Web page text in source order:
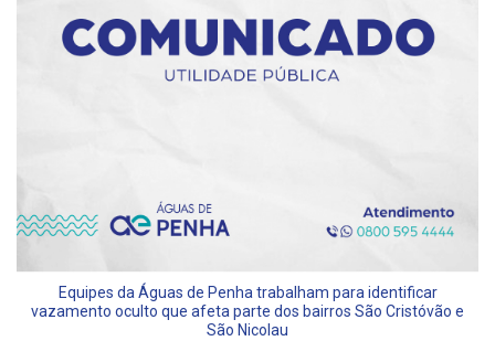
Equipes da Águas de Penha trabalham para identificar
vazamento oculto que afeta parte dos bairros São Cristóvão e
São Nicolau